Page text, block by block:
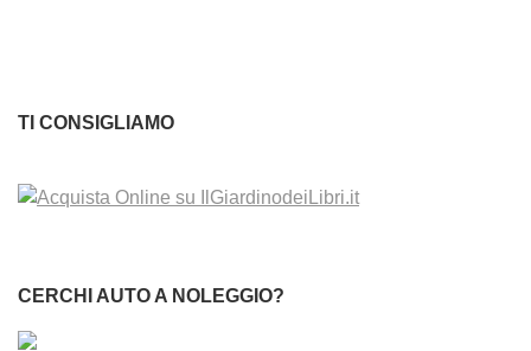
TI CONSIGLIAMO
CERCHI AUTO A NOLEGGIO?